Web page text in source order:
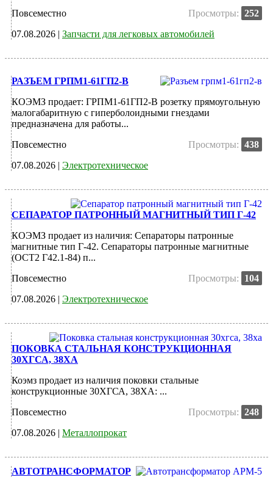
Повсеместно
Просмотры: 252
07.08.2026 | Запчасти для легковых автомобилей
РАЗЪЕМ ГРПМ1-61ГП2-В
КОЭМЗ продает: ГРПМ1-61ГП2-В розетку прямоугольную
малогабаритную с гиперболоидными гнездами
предназначена для работы...
Повсеместно
Просмотры: 438
07.08.2026 | Электротехническое
СЕПАРАТОР ПАТРОННЫЙ МАГНИТНЫЙ ТИП Г-42
КОЭМЗ продает из наличия: Сепараторы патронные
магнитные тип Г-42. Сепараторы патронные магнитные
(ОСТ2 Г42.1-84) п...
Повсеместно
Просмотры:
104
07.08.2026 | Электротехническое
ПОКОВКА СТАЛЬНАЯ КОНСТРУКЦИОННАЯ
30ХГСА, 38ХА
Коэмз продает из наличия поковки стальные
конструкционные 30ХГСА, 38ХА: ...
Повсеместно
Просмотры: 248
07.08.2026 | Металлопрокат
АВТОТРАНСФОРМАТОР